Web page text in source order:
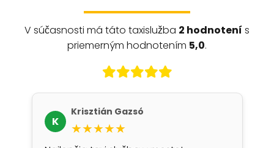
V súčasnosti má táto taxislužba 2 hodnotení s
priemerným hodnotením 5,0.
K
Krisztián Gazsó
★★★★★